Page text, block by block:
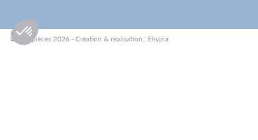
© Sodipièces 2026 - Création & réalisation : Ekypia